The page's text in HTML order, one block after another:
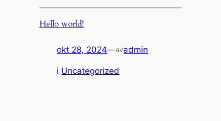
Hello world!
okt 28, 2024—avadmin
i Uncategorized